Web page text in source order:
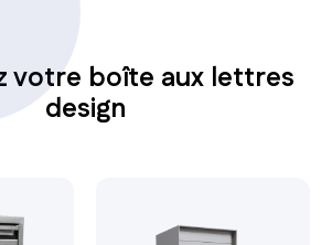
votre boîte aux lettres
design